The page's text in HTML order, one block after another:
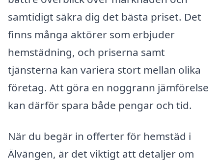
samtidigt säkra dig det bästa priset. Det
finns många aktörer som erbjuder
hemstädning, och priserna samt
tjänsterna kan variera stort mellan olika
företag. Att göra en noggrann jämförelse
kan därför spara både pengar och tid.
När du begär in offerter för hemstäd i
Älvängen, är det viktigt att detaljer om